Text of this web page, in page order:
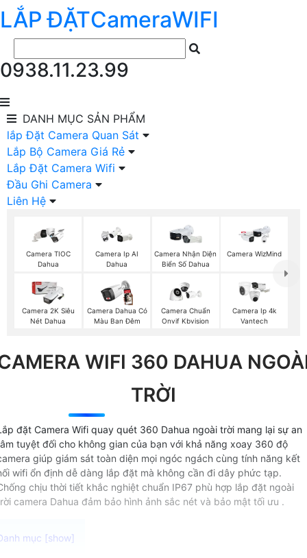
LẮP ĐẶTCameraWIFI
0938.11.23.99
DANH MỤC SẢN PHẨM
lắp Đặt Camera Quan Sát
Lắp Bộ Camera Giá Rẻ
Lắp Đặt Camera Wifi
Đầu Ghi Camera
Liên Hệ
Camera TIOC
Dahua
Camera Ip AI
Dahua
Camera Nhận Diện
Biển Số Dahua
Camera WizMind
Camera 2K Siêu
Nét Dahua
Camera Dahua Có
Màu Ban Đêm
Camera Chuẩn
Onvif Kbvision
Camera Ip 4k
Vantech
WIFI 360 DAHUA
TRỜI
đặt Camera Wifi quay quét 360 Dahua ngoài trời mang lại sự an
tuyệt đối cho không gian của bạn với khả năng xoay 360 độ
giúp giám sát toàn diện mọi ngóc ngách cùng tính năng kết
wifi ổn định dễ dàng lắp đặt mà không cần đi dây phức tạp.
chịu thời tiết khắc nghiệt chuẩn IP67 phù hợp lắp đặt ngoài
camera Dahua đảm bảo hình ảnh sắc nét và bảo mật tối ưu .